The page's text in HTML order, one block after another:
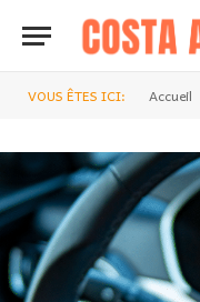
VOUS ÊTES ICI: Accueil